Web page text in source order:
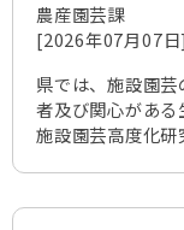
農産園芸課
[2026年07月07日]
県では、施設園
者及び関心があ
施設園芸高度化